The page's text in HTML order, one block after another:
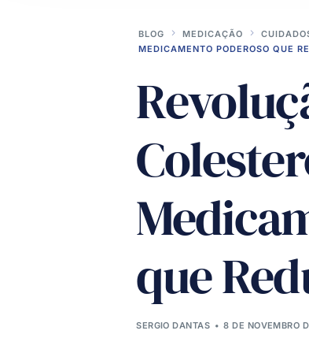
BLOG MEDICAÇÃO
MEDICAMENTO PODEROSO QUE
que
SERGIO DANTAS 8 DE NOVEMBRO